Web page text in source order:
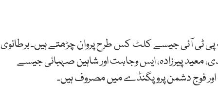
ٹی آئی جیسے کلٹ کس طرح پروان چڑھتے ہیں۔ برطانوی
معید پیرزادہ، ایس وجاہت اور شاہین صہبائی جیسے
فوج دشمن پروپگنڈے میں مصروف ہیں۔